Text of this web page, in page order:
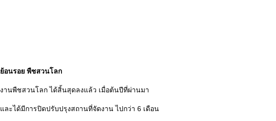
้อนรอย พืชสวนโลก
งานพืชสวนโลก ได้สิ้นสุดลงแล้ว เมื่อต้นปีที่ผ่านมา
ละได้มีการปิดปรับปรุงสถานที่จัดงาน ไปกว่า 6 เดือน